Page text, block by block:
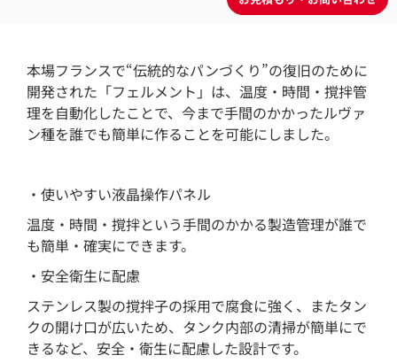
本場フランスで“伝統的なパンづくり”の復旧のために
開発された「フェルメント」は、温度・時間・撹拌管
理を自動化したことで、今まで手間のかかったルヴァ
ン種を誰でも簡単に作ることを可能にしました。
・使いやすい液晶操作パネル
温度・時間・撹拌という手間のかかる製造管理が誰で
も簡単・確実にできます。
・安全衛生に配慮
ステンレス製の撹拌子の採用で腐食に強く、またタン
クの開け口が広いため、タンク内部の清掃が簡単にで
きるなど、安全・衛生に配慮した設計です。